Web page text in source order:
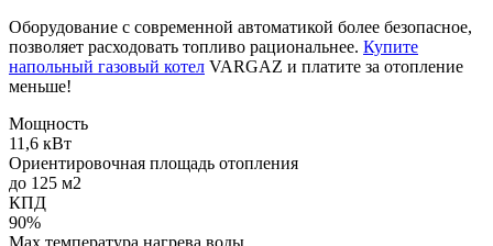
Оборудование с современной автоматикой более безопасное,
позволяет расходовать топливо рациональнее. Купите
напольный газовый котел VARGAZ и платите за отопление
меньше!
Мощность
11,6 кВт
Ориентировочная площадь отопления
до 125 м2
КПД
90%
Max температура нагрева воды